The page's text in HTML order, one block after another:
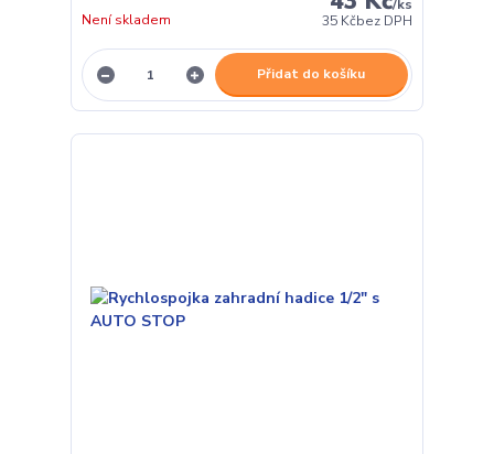
/ks
35 Kčbez DPH
Není skladem
Přidat do košíku